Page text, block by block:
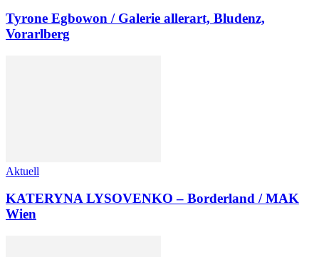
Tyrone Egbowon / Galerie allerart, Bludenz,
Vorarlberg
Aktuell
KATERYNA LYSOVENKO – Borderland / MAK
Wien